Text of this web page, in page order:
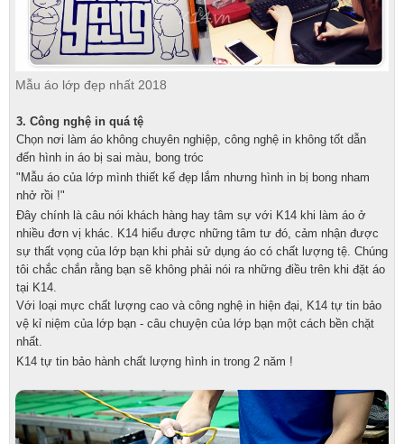
Mẫu áo lớp đẹp nhất 2018
3. Công nghệ in quá tệ
Chọn nơi làm áo không chuyên nghiệp, công nghệ in không tốt dẫn
đến hình in áo bị sai màu, bong tróc
"Mẫu áo của lớp mình thiết kế đẹp lắm nhưng hình in bị bong nham
nhở rồi !"
Đây chính là câu nói khách hàng hay tâm sự với K14 khi làm áo ở
nhiều đơn vị khác. K14 hiểu được những tâm tư đó, cảm nhận được
sự thất vọng của lớp bạn khi phải sử dụng áo có chất lượng tệ. Chúng
tôi chắc chắn rằng bạn sẽ không phải nói ra những điều trên khi đặt áo
tại K14.
Với loại mực chất lượng cao và công nghệ in hiện đại, K14 tự tin bảo
vệ kỉ niệm của lớp bạn - câu chuyện của lớp bạn một cách bền chặt
nhất.
K14 tự tin bảo hành chất lượng hình in trong 2 năm !